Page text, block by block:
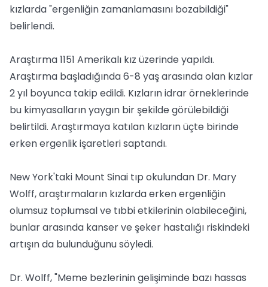
kızlarda "ergenliğin zamanlamasını bozabildiği"
belirlendi.
Araştırma 1151 Amerikalı kız üzerinde yapıldı.
Araştırma başladığında 6-8 yaş arasında olan kızlar
2 yıl boyunca takip edildi. Kızların idrar örneklerinde
bu kimyasalların yaygın bir şekilde görülebildiği
belirtildi. Araştırmaya katılan kızların üçte birinde
erken ergenlik işaretleri saptandı.
New York'taki Mount Sinai tıp okulundan Dr. Mary
Wolff, araştırmaların kızlarda erken ergenliğin
olumsuz toplumsal ve tıbbi etkilerinin olabileceğini,
bunlar arasında kanser ve şeker hastalığı riskindeki
artışın da bulunduğunu söyledi.
Dr. Wolff, "Meme bezlerinin gelişiminde bazı hassas